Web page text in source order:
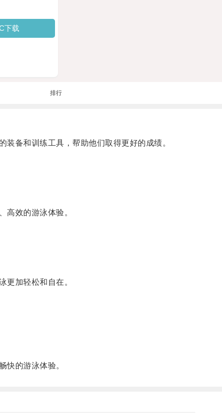
下载
排行
备和训练工具，帮助他们取得更好的成绩。
效的游泳体验。
加轻松和自在。
的游泳体验。